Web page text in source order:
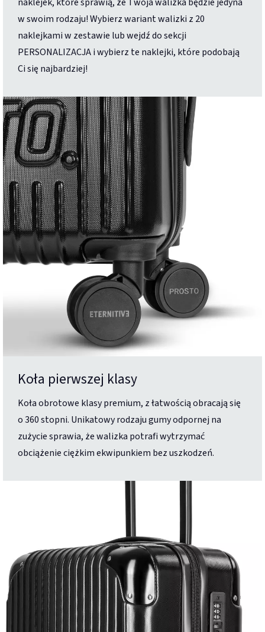
w swoim rodzaju! Wybierz wariant walizki z 20
naklejkami w zestawie lub wejdź do sekcji
PERSONALIZACJA i wybierz te naklejki, które podobają
Ci się najbardziej!
Koła pierwszej klasy
Koła obrotowe klasy premium, z łatwością obracają się
o 360 stopni. Unikatowy rodzaju gumy odpornej na
zużycie sprawia, że walizka potrafi wytrzymać
obciążenie ciężkim ekwipunkiem bez uszkodzeń.